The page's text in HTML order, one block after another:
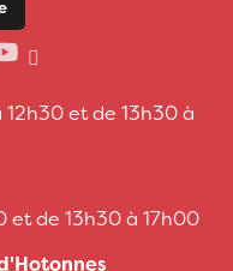
et de 13h30 à
et de 13h30 à 17h00